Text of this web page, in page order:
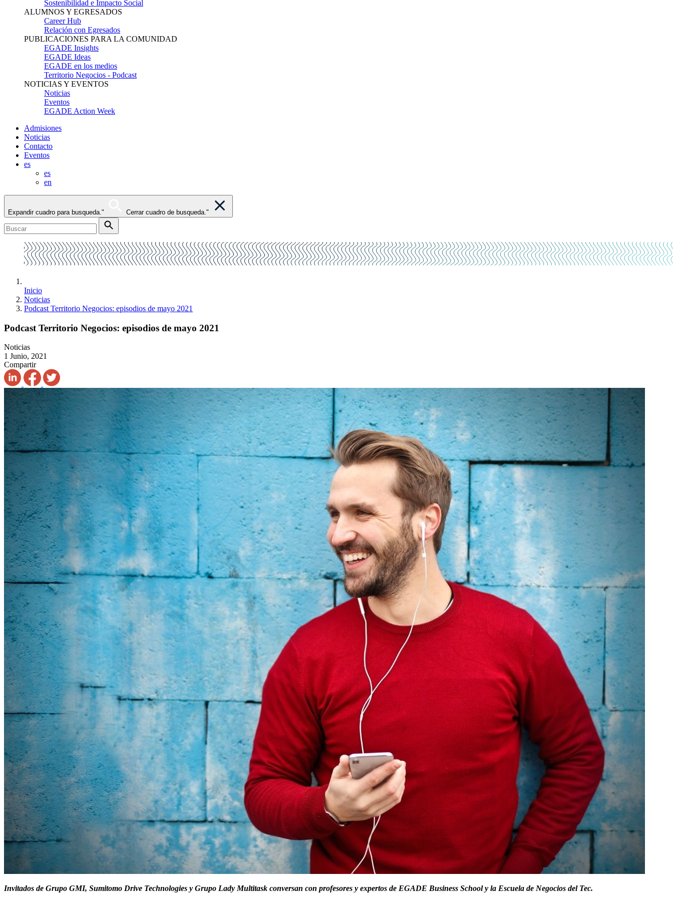
Sostenibilidad e Impacto Social
ALUMNOS Y EGRESADOS
Career Hub
Relación con Egresados
PUBLICACIONES PARA LA COMUNIDAD
EGADE Insights
EGADE Ideas
EGADE en los medios
Territorio Negocios - Podcast
NOTICIAS Y EVENTOS
Noticias
Eventos
EGADE Action Week
Admisiones
Noticias
Contacto
Eventos
es
es
en
Expandir cuadro para busqueda." Cerrar cuadro de busqueda."
Inicio
Noticias
Podcast Territorio Negocios: episodios de mayo 2021
Podcast Territorio Negocios: episodios de mayo 2021
Noticias
1 Junio, 2021
Compartir
Invitados de Grupo GMI, Sumitomo Drive Technologies y Grupo Lady Multitask conversan con profesores y expertos de EGADE Business School y la Escuela de Negocios del Tec.